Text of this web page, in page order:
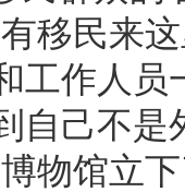
移民来
工作人员
自己不是
物馆立